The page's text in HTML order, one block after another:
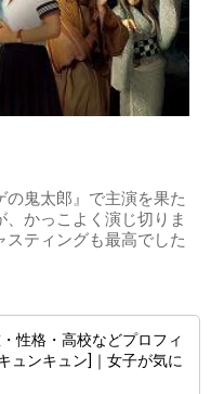
鬼太郎』で主演を果た
かっこよく演じ切りま
スティングも最高でした
性格・高校などプロフィ
ュンキュン]｜女子が気に